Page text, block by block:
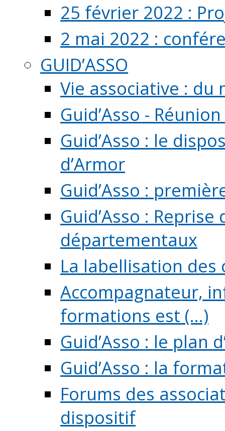
25 février 2022 :
2 mai 2022 :
GUID’ASSO
Vie associative : du
Guid’Asso -
Guid’Asso : le
d’Armor
Guid’Asso :
Guid’Asso :
départementaux
La labellisation
Accompagnateur,
formations est (...)
Guid’Asso : le plan
Guid’Asso : la
Forums des
dispositif